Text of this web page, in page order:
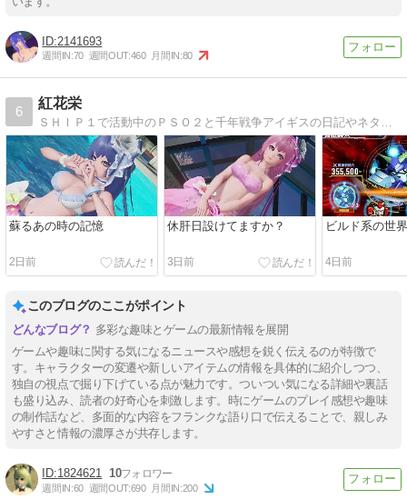
2141693
週間IN:70 週間OUT:460 月間IN:80
6
紅花栄
ＳＨＩＰ１で活動中のＰＳＯ２と千年戦争アイギスの日記やネタ、動画を投稿しています。
蘇るあの時の記憶
2日前
休肝日設けてますか？
3日前
ビルド系の世
4日前
このブログのここがポイント
多彩な趣味とゲームの最新情報を展開
ゲームや趣味に関する気になるニュースや感想を鋭く伝えるのが特徴で
す。キャラクターの変遷や新しいアイテムの情報を具体的に紹介しつつ、
独自の視点で掘り下げている点が魅力です。ついつい気になる詳細や裏話
も盛り込み、読者の好奇心を刺激します。時にゲームのプレイ感想や趣味
の制作話など、多面的な内容をフランクな語り口で伝えることで、親しみ
やすさと情報の濃厚さが共存します。
1824621 10
週間IN:60 週間OUT:690 月間IN:200